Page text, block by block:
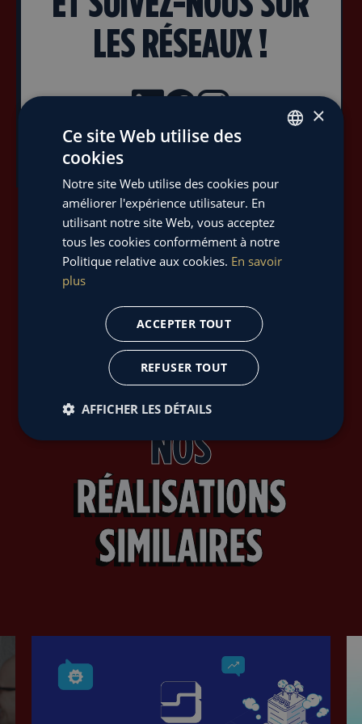
LES RÉSEAUX !
Retour aux projets
NOS
RÉALISATIONS
SIMILAIRES
ENGLISH
×
Ce site Web utilise des
cookies
Notre site Web utilise des cookies pour
améliorer l'expérience utilisateur. En
utilisant notre site Web, vous acceptez
tous les cookies conformément à notre
Politique relative aux cookies. En savoir
plus
ACCEPTER TOUT
REFUSER TOUT
AFFICHER LES DÉTAILS